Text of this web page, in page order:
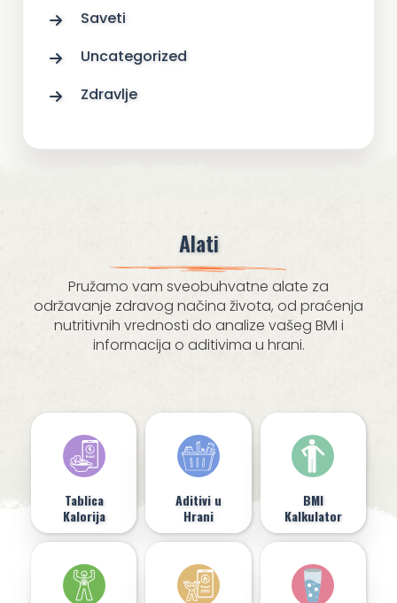
Saveti
Uncategorized
Zdravlje
Alati
Pružamo vam sveobuhvatne alate za
održavanje zdravog načina života, od praćenja
nutritivnih vrednosti do analize vašeg BMI i
informacija o aditivima u hrani.
Tablica
Kalorija
Aditivi u
Hrani
BMI
Kalkulator